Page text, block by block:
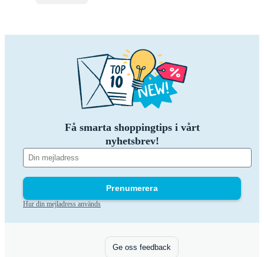
Få smarta shoppingtips i vårt
nyhetsbrev!
Prenumerera
Hur din mejladress används
Ge oss feedback